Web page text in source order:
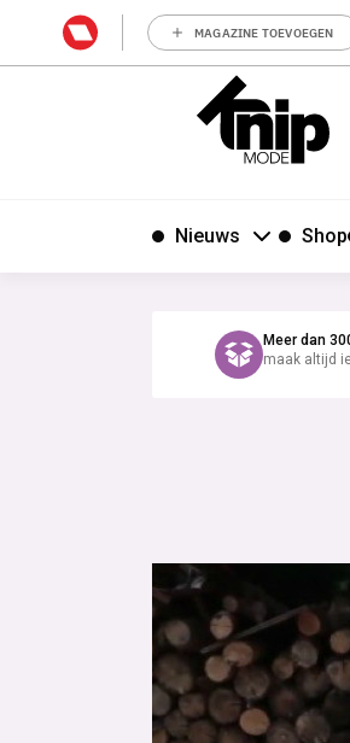
MAGAZINE TOEVOEGEN
Nieuws Shop
Meer dan
maak altijd